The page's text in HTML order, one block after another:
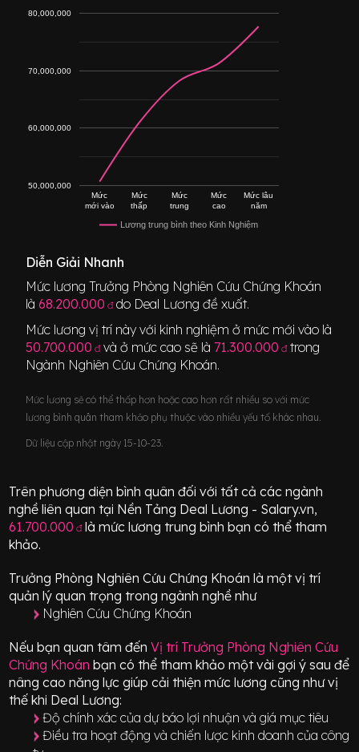
Lương trung bình theo Kinh Nghiệm
Mức
mới vào
Mức
thấp
Mức
trung
Mức
cao
Mức lâu
năm
50,000,000
60,000,000
70,000,000
80,000,000
Diễn Giải Nhanh
Mức lươngTrưởng Phòng Nghiên Cứu Chứng Khoán
là68.200.000 đdo Deal Lương đề xuất.
Mức lương vị trí này với kinh nghiệm ở mức mới vào là
50.700.000 đ và ở mức cao sẽ là 71.300.000 đ trong
Ngành Nghiên Cứu Chứng Khoán.
Mức lương sẽ có thể thấp hơn hoặc cao hơn rất nhiều so với mức
lương bình quân tham khảo phụ thuộc vào nhiều yếu tố khác nhau.
Dữ liệu cập nhật ngày 15-10-23.
Trên phương diện bình quân đối với tất cả các ngành
nghề liên quan tại Nền Tảng Deal Lương - Salary.vn,
61.700.000 đlà mức lương trung bình bạn có thể tham
khảo.
Trưởng Phòng Nghiên Cứu Chứng Khoán là một vị trí
quản lý quan trọng trong ngành nghề như
Nghiên Cứu Chứng Khoán
Nếu bạn quan tâm đến Vị trí Trưởng Phòng Nghiên Cứu
Chứng Khoán bạn có thể tham khảo một vài gợi ý sau để
nâng cao năng lực giúp cải thiện mức lương cũng như vị
thế khi Deal Lương:
Độ chính xác của dự báo lợi nhuận và giá mục tiêu
Điều tra hoạt động và chiến lược kinh doanh của công